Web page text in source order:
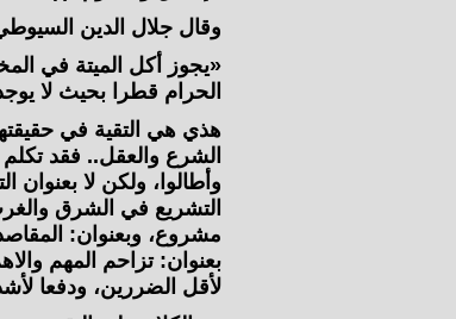
وقال جلال الدين
«يجوز أكل الميتة في
الحرام قطرا بحيث لا
هذي هي التقية في
الشرع والعقل.. فقد تكلم
وأطالوا، ولكن لا بعنوان
التشريع في الشرق
مشروع، وبعنوان:
بعنوان: تزاحم المهم
لأقل الضررين، ودفعا